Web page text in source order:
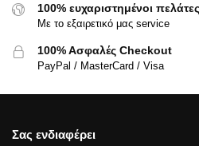
100% ευχαριστημένοι πελάτες
Με το εξαιρετικό μας service
100% Ασφαλές Checkout
PayPal / MasterCard / Visa
Σας ενδιαφέρει